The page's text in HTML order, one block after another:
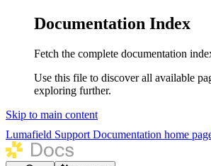
Documentation Index
Fetch the complete documentation
Use this file to discover all available
exploring further.
Skip to main content
Lumafield Support Documentation home